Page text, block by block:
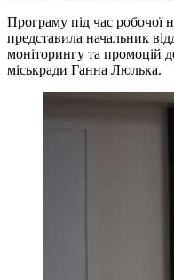
Програму під час робочої
представила начальник
моніторингу та промоцій
міськради Ганна Люлька.